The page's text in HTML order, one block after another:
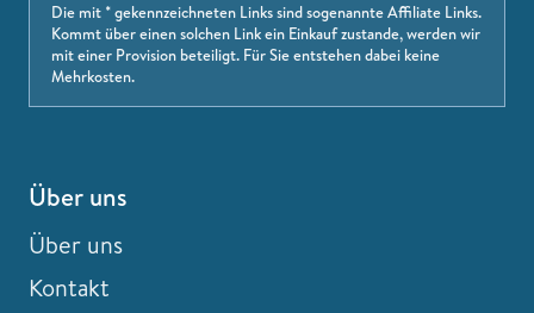
Die mit * gekennzeichneten Links sind sogenannte Affiliate Links.
Kommt über einen solchen Link ein Einkauf zustande, werden wir
mit einer Provision beteiligt. Für Sie entstehen dabei keine
Mehrkosten.
Über uns
Über uns
Kontakt